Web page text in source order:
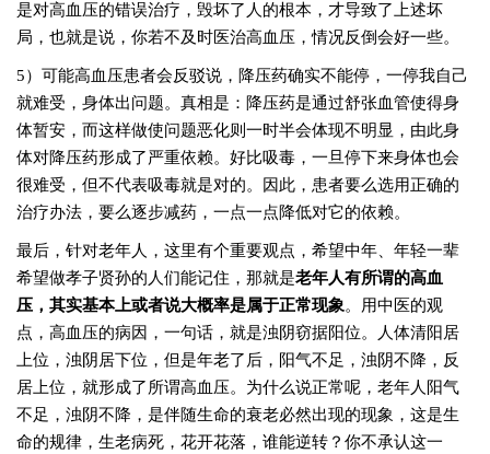
是对高血压的错误治疗，毁坏了人的根本，才导致了上述坏
局，也就是说，你若不及时医治高血压，情况反倒会好一些。
5）可能高血压患者会反驳说，降压药确实不能停，一停我自己
就难受，身体出问题。真相是：降压药是通过舒张血管使得身
体暂安，而这样做使问题恶化则一时半会体现不明显，由此身
体对降压药形成了严重依赖。好比吸毒，一旦停下来身体也会
很难受，但不代表吸毒就是对的。因此，患者要么选用正确的
治疗办法，要么逐步减药，一点一点降低对它的依赖。
最后，针对老年人，这里有个重要观点，希望中年、年轻一辈
希望做孝子贤孙的人们能记住，那就是老年人有所谓的高血
压，其实基本上或者说大概率是属于正常现象。用中医的观
点，高血压的病因，一句话，就是浊阴窃据阳位。人体清阳居
上位，浊阴居下位，但是年老了后，阳气不足，浊阴不降，反
居上位，就形成了所谓高血压。为什么说正常呢，老年人阳气
不足，浊阴不降，是伴随生命的衰老必然出现的现象，这是生
命的规律，生老病死，花开花落，谁能逆转？你不承认这一